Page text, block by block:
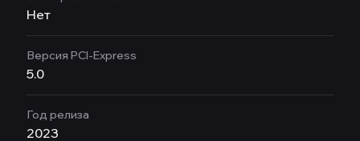
Нет
Версия PCI-Express
5.0
Год релиза
2023